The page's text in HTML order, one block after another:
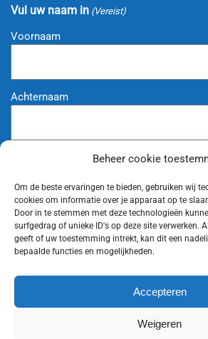
Beheer cookie
Om de beste ervaringen te bieden, gebruiken wij
cookies om informatie over je apparaat op te
Door in te stemmen met deze technologieën
surfgedrag of unieke ID's op deze site verwerken.
geeft of uw toestemming intrekt, kan dit een
bepaalde functies en mogelijkheden.
Accepteren
Weigeren
Vul uw naam in (Vereist)
Voornaam
Achternaam